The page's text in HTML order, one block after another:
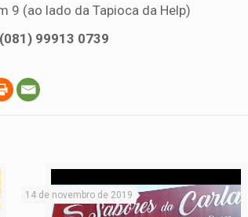
9 (ao lado da Tapioca da Help)
99913 0739
14 de novembro de 2019